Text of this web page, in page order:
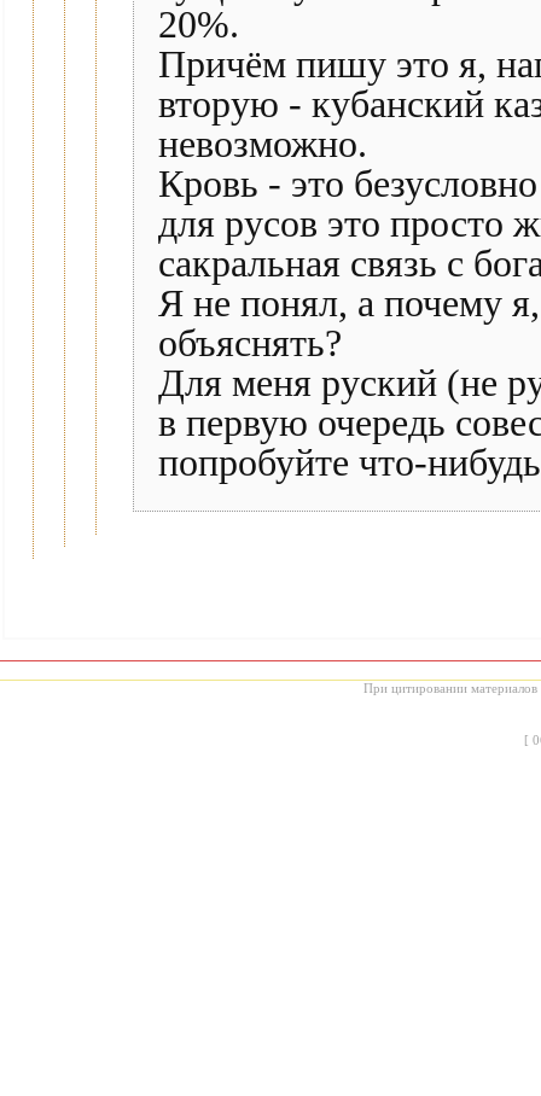
20%.
Причём пишу это я,
вторую - кубанский
невозможно.
Кровь - это
для русов это просто
сакральная связь с
Я не понял, а почему
объяснять?
Для меня руский (не
в первую очередь
попробуйте что-
При цитировании материалов
[